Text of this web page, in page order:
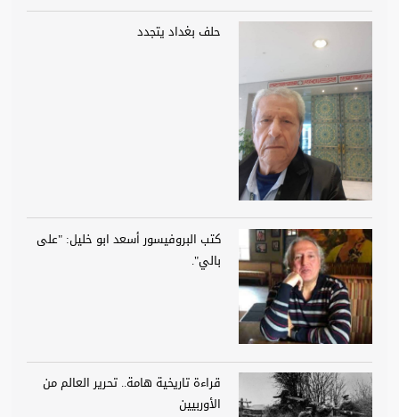
حلف بغداد يتجدد
كتب البروفيسور أسعد ابو خليل: "على
بالي".
قراءة تاريخية هامة.. تحرير العالم من
الأوربيين